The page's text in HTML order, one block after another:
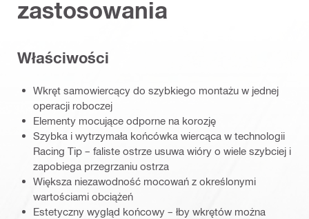
zastosowania
Właściwości
Wkręt samowiercący do szybkiego montażu w jednej
operacji roboczej
Elementy mocujące odporne na korozję
Szybka i wytrzymała końcówka wiercąca w technologii
Racing Tip – faliste ostrze usuwa wióry o wiele szybciej i
zapobiega przegrzaniu ostrza
Większa niezawodność mocowań z określonymi
wartościami obciążeń
Estetyczny wygląd końcowy – łby wkrętów można